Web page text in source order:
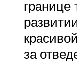
границе
за